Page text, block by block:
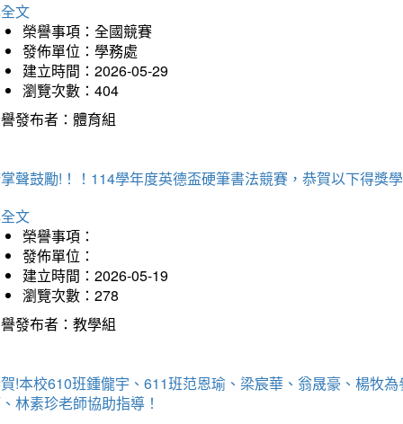
文
榮譽事項：全國競賽
發佈單位：學務處
建立時間：2026-05-29
瀏覽次數：404
發布者：體育組
聲鼓勵!！！114學年度英德盃硬筆書法競賽，恭賀以下得獎
文
榮譽事項：
發佈單位：
建立時間：2026-05-19
瀏覽次數：278
發布者：教學組
!本校610班鍾儱宇、611班范恩瑜、梁宸華、翁晟豪、楊牧
林素珍老師協助指導！